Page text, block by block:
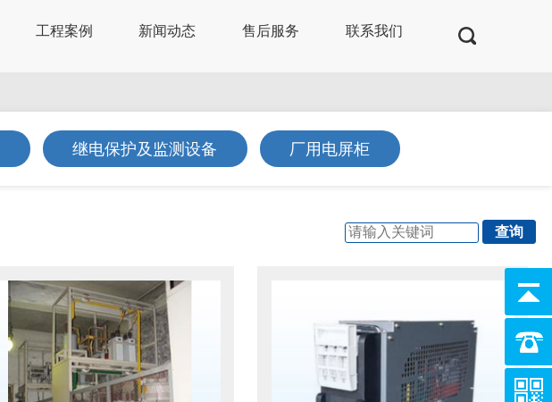
工程案例 新闻动态 售后服务 联系我们
继电保护及监测设备 厂用电屏柜